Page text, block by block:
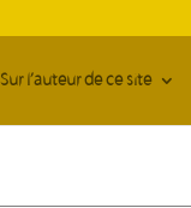
Sur l’auteur de ce site